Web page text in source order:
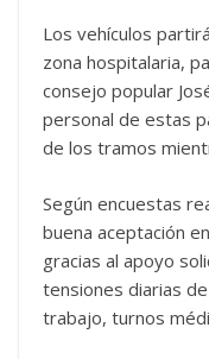
Los vehículos
zona hospitalaria,
consejo popular
personal de estas
de los tramos
Según encuestas
buena aceptación
gracias al apoyo
tensiones diarias
trabajo, turnos